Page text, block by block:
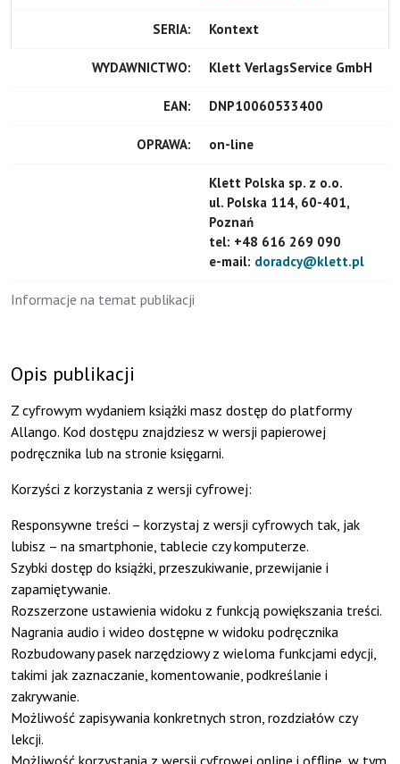
Informacje na temat publikacji
SERIA: Kontext
WYDAWNICTWO: Klett VerlagsService GmbH
EAN: DNP10060533400
OPRAWA: on-line
Klett Polska sp. z o.o.
ul. Polska 114, 60-401,
Poznań
tel: +48 616 269 090
e-mail: doradcy@klett.pl
Opis publikacji
Z cyfrowym wydaniem książki masz dostęp do platformy
Allango. Kod dostępu znajdziesz w wersji papierowej
podręcznika lub na stronie księgarni.
Korzyści z korzystania z wersji cyfrowej:
Responsywne treści – korzystaj z wersji cyfrowych tak, jak
lubisz – na smartphonie, tablecie czy komputerze.
Szybki dostęp do książki, przeszukiwanie, przewijanie i
zapamiętywanie.
Rozszerzone ustawienia widoku z funkcją powiększania treści.
Nagrania audio i wideo dostępne w widoku podręcznika
Rozbudowany pasek narzędziowy z wieloma funkcjami edycji,
takimi jak zaznaczanie, komentowanie, podkreślanie i
zakrywanie.
Możliwość zapisywania konkretnych stron, rozdziałów czy
lekcji.
Możliwość korzystania z wersji cyfrowej online i offline, w tym